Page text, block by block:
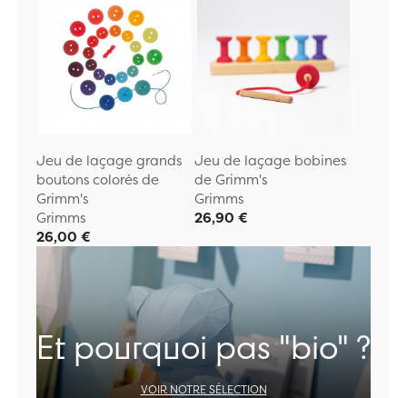
Jeu de laçage grands
boutons colorés de
Grimm's
Grimms
26,00 €
Jeu de laçage bobines
de Grimm's
Grimms
26,90 €
Et pourquoi pas "bio" ?
VOIR NOTRE SÉLECTION